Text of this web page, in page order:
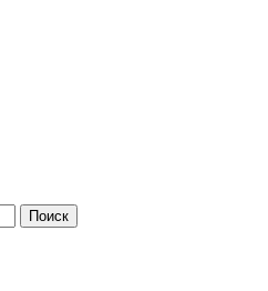
Поиск